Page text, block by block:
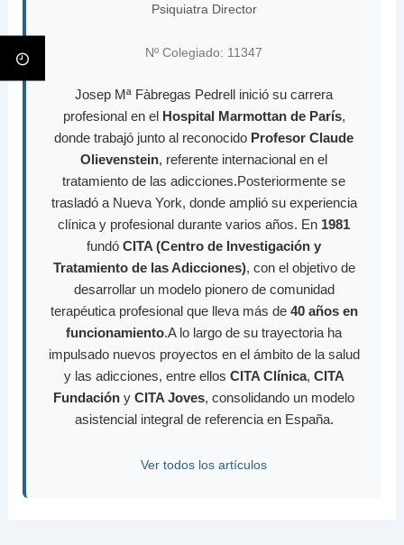
Psiquiatra Director
Nº Colegiado: 11347
Josep Mª Fàbregas Pedrell inició su carrera
profesional en el Hospital Marmottan de París,
donde trabajó junto al reconocido Profesor Claude
Olievenstein, referente internacional en el
tratamiento de las adicciones.Posteriormente se
trasladó a Nueva York, donde amplió su experiencia
clínica y profesional durante varios años. En 1981
fundó CITA (Centro de Investigación y
Tratamiento de las Adicciones), con el objetivo de
desarrollar un modelo pionero de comunidad
terapéutica profesional que lleva más de 40 años en
funcionamiento.A lo largo de su trayectoria ha
impulsado nuevos proyectos en el ámbito de la salud
y las adicciones, entre ellos CITA Clínica, CITA
Fundación y CITA Joves, consolidando un modelo
asistencial integral de referencia en España.
Ver todos los artículos